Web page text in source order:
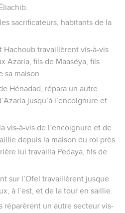
sacrificateurs, habitants de la
Hachoub travaillèrent vis-à-vis
Azaria, fils de Maaséya, fils
sa maison.
Hénadad, répara un autre
jusqu’à l’encoignure et
vis-à-vis de l’encoignure et de
depuis la maison du roi près
lui travailla Pedaya, fils de
sur l’Ofel travaillèrent jusque
à l’est, et de la tour en saillie.
réparèrent un autre secteur vis-